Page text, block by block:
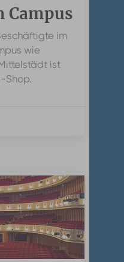
Campus
im
wie
ist
Shop.